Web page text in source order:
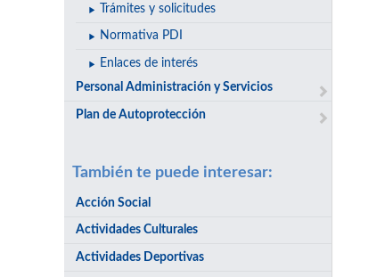
Trámites y solicitudes
Normativa PDI
Enlaces de interés
Personal Administración y Servicios
Plan de Autoprotección
También te puede interesar:
Acción Social
Actividades Culturales
Actividades Deportivas